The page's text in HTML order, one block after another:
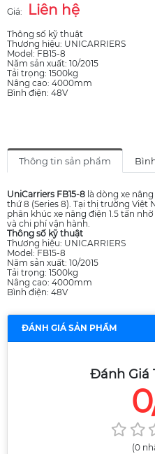
Giá:
Liên hệ
Thông số kỹ thuật
Thương hiệu: UNICARRIERS
Model: FB15-8
Năm sản xuất: 10/2015
Tải trọng: 1500kg
Nâng cao: 4000mm
Bình điện: 48V
Thông tin sản phẩm
UniCarriers FB15-8 là dòng xe
thứ 8 (Series 8). Tại thị trường Việt
phân khúc xe nâng điện 1.5 tấn
và chi phí vận hành.
Thông số kỹ thuật
Thương hiệu: UNICARRIERS
Model: FB15-8
Năm sản xuất: 10/2015
Tải trọng: 1500kg
Nâng cao: 4000mm
Bình điện: 48V
ĐÁNH GIÁ SẢN PHẨM
Đánh Giá
(0